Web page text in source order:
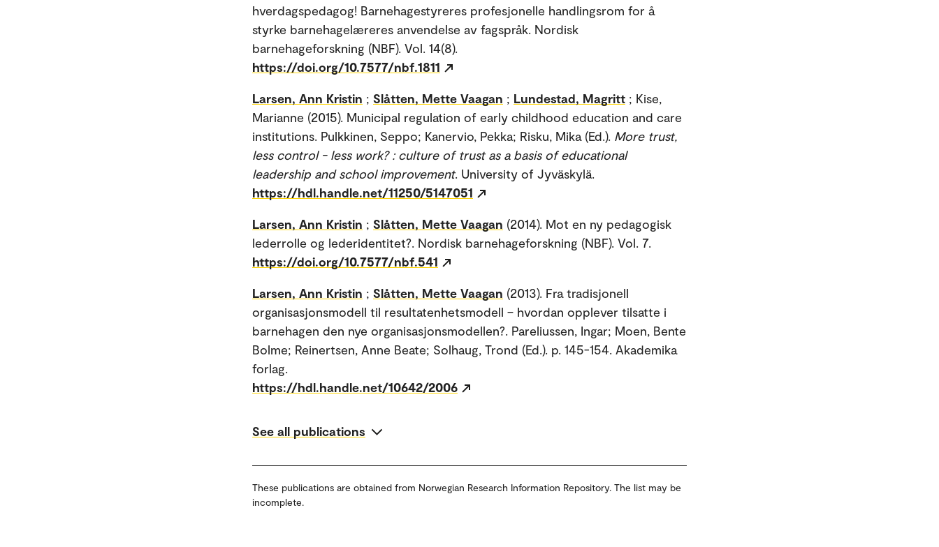
hverdagspedagog! Barnehagestyreres profesjonelle handlingsrom for å
styrke barnehagelæreres anvendelse av fagspråk. Nordisk
barnehageforskning (NBF). Vol. 14(8).
https://doi.org/10.7577/nbf.1811
Larsen, Ann Kristin ; Slåtten, Mette Vaagan ; Lundestad, Magritt ; Kise,
Marianne (2015). Municipal regulation of early childhood education and care
institutions. Pulkkinen, Seppo; Kanervio, Pekka; Risku, Mika (Ed.). More trust,
less control - less work? : culture of trust as a basis of educational
leadership and school improvement. University of Jyväskylä.
https://hdl.handle.net/11250/5147051
Larsen, Ann Kristin ; Slåtten, Mette Vaagan (2014). Mot en ny pedagogisk
lederrolle og lederidentitet?. Nordisk barnehageforskning (NBF). Vol. 7.
https://doi.org/10.7577/nbf.541
Larsen, Ann Kristin ; Slåtten, Mette Vaagan (2013). Fra tradisjonell
organisasjonsmodell til resultatenhetsmodell – hvordan opplever tilsatte i
barnehagen den nye organisasjonsmodellen?. Pareliussen, Ingar; Moen, Bente
Bolme; Reinertsen, Anne Beate; Solhaug, Trond (Ed.). p. 145-154. Akademika
forlag.
https://hdl.handle.net/10642/2006
See all publications
These publications are obtained from Norwegian Research Information Repository. The list may be
incomplete.